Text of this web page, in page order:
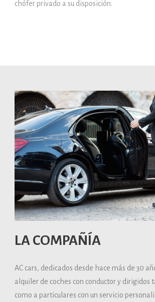
chófer privado a su disposición.
LA COMPAÑÍA
AC cars, dedicados desde hace más de 30
alquiler de coches con conductor y dirigidos
como a particulares con un servicio